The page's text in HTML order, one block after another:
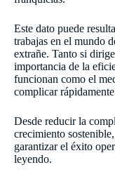
Este dato puede
trabajas en el mundo
extrañe. Tanto si
importancia de la
funcionan como el
complicar
Desde reducir la
crecimiento
garantizar el éxito
leyendo.